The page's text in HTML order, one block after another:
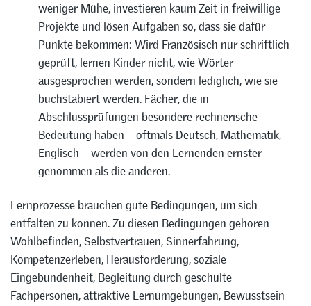
weniger Mühe, investieren kaum Zeit in freiwillige
Projekte und lösen Aufgaben so, dass sie dafür
Punkte bekommen: Wird Französisch nur schriftlich
geprüft, lernen Kinder nicht, wie Wörter
ausgesprochen werden, sondern lediglich, wie sie
buchstabiert werden. Fächer, die in
Abschlussprüfungen besondere rechnerische
Bedeutung haben – oftmals Deutsch, Mathematik,
Englisch – werden von den Lernenden ernster
genommen als die anderen.
Lernprozesse brauchen gute Bedingungen, um sich
entfalten zu können. Zu diesen Bedingungen gehören
Wohlbefinden, Selbstvertrauen, Sinnerfahrung,
Kompetenzerleben, Herausforderung, soziale
Eingebundenheit, Begleitung durch geschulte
Fachpersonen, attraktive Lernumgebungen, Bewusstsein